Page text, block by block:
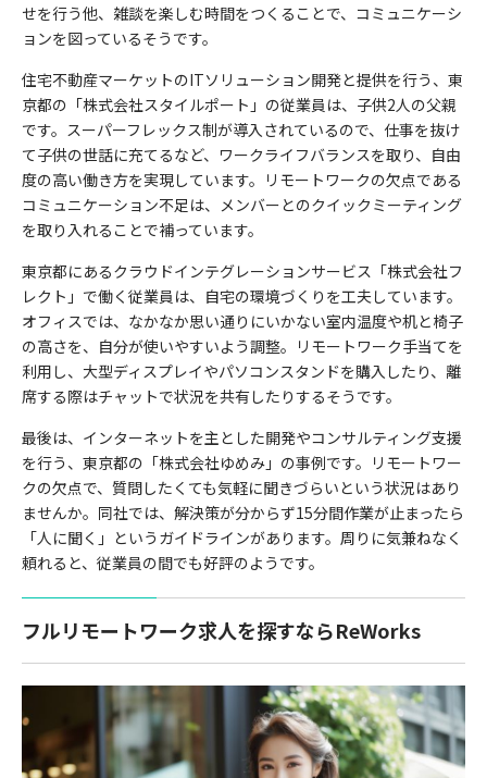
せを行う他、雑談を楽しむ時間をつくることで、コミュニケーシ
ョンを図っているそうです。
住宅不動産マーケットのITソリューション開発と提供を行う、東
京都の「株式会社スタイルポート」の従業員は、子供2人の父親
です。スーパーフレックス制が導入されているので、仕事を抜け
て子供の世話に充てるなど、ワークライフバランスを取り、自由
度の高い働き方を実現しています。リモートワークの欠点である
コミュニケーション不足は、メンバーとのクイックミーティング
を取り入れることで補っています。
東京都にあるクラウドインテグレーションサービス「株式会社フ
レクト」で働く従業員は、自宅の環境づくりを工夫しています。
オフィスでは、なかなか思い通りにいかない室内温度や机と椅子
の高さを、自分が使いやすいよう調整。リモートワーク手当てを
利用し、大型ディスプレイやパソコンスタンドを購入したり、離
席する際はチャットで状況を共有したりするそうです。
最後は、インターネットを主とした開発やコンサルティング支援
を行う、東京都の「株式会社ゆめみ」の事例です。リモートワー
クの欠点で、質問したくても気軽に聞きづらいという状況はあり
ませんか。同社では、解決策が分からず15分間作業が止まったら
「人に聞く」というガイドラインがあります。周りに気兼ねなく
頼れると、従業員の間でも好評のようです。
フルリモートワーク求人を探すならReWorks